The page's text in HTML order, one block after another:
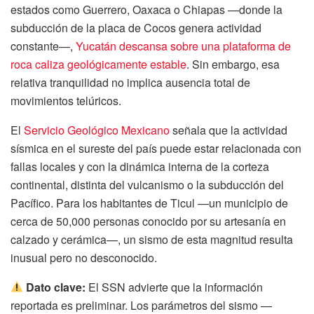
estados como Guerrero, Oaxaca o Chiapas —donde la
subducción de la placa de Cocos genera actividad
constante—, Yucatán descansa sobre una plataforma de
roca caliza geológicamente estable. Sin embargo, esa
relativa tranquilidad no implica ausencia total de
movimientos telúricos.
El Servicio Geológico Mexicanoseñala que la actividad
sísmica en el sureste del país puede estar relacionada con
fallas locales y con la dinámica interna de la corteza
continental, distinta del vulcanismo o la subducción del
Pacífico. Para los habitantes de Ticul —un municipio de
cerca de 50,000 personas conocido por su artesanía en
calzado y cerámica—, un sismo de esta magnitud resulta
inusual pero no desconocido.
Dato clave: El SSN advierte que la información
reportada es preliminar. Los parámetros del sismo —